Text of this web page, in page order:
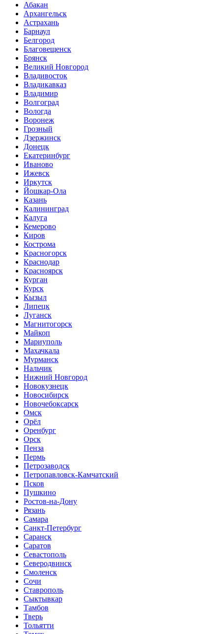
Абакан
Архангельск
Астрахань
Барнаул
Белгород
Благовещенск
Брянск
Великий Новгород
Владивосток
Владикавказ
Владимир
Волгоград
Вологда
Воронеж
Грозный
Дзержинск
Донецк
Екатеринбург
Иваново
Ижевск
Иркутск
Йошкар-Ола
Казань
Калининград
Калуга
Кемерово
Киров
Кострома
Красногорск
Краснодар
Красноярск
Курган
Курск
Кызыл
Липецк
Луганск
Магнитогорск
Майкоп
Мариуполь
Махачкала
Мурманск
Нальчик
Нижний Новгород
Новокузнецк
Новосибирск
Новочебоксарск
Омск
Орёл
Оренбург
Орск
Пенза
Пермь
Петрозаводск
Петропавловск-Камчатский
Псков
Пушкино
Ростов-на-Дону
Рязань
Самара
Санкт-Петербург
Саранск
Саратов
Севастополь
Северодвинск
Смоленск
Сочи
Ставрополь
Сыктывкар
Тамбов
Тверь
Тольятти